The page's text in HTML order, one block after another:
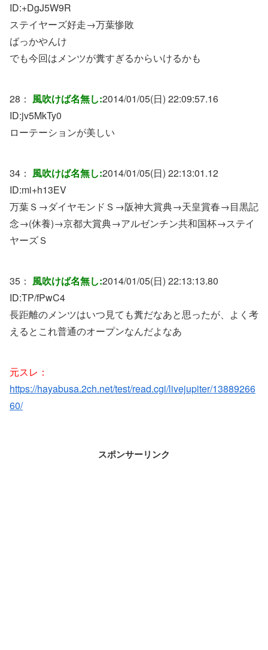
ID:+DgJ5W9R
ステイヤーズ好走→万葉惨敗
ばっかやんけ
でも今回はメンツが糞すぎるからいけるかも
28： 風吹けば名無し:2014/01/05(日) 22:09:57.16
ID:jv5MkTy0
ローテーションが美しい
34： 風吹けば名無し:2014/01/05(日) 22:13:01.12
ID:mi+h13EV
万葉Ｓ→ダイヤモンドＳ→阪神大賞典→天皇賞春→目黒記
念→(休養)→京都大賞典→アルゼンチン共和国杯→ステイ
ヤーズＳ
35： 風吹けば名無し:2014/01/05(日) 22:13:13.80
ID:TP/fPwC4
長距離のメンツはいつ見ても糞だなあと思ったが、よく考
えるとこれ普通のオープンなんだよなあ
元スレ：
https://hayabusa.2ch.net/test/read.cgi/livejupiter/13889266
60/
スポンサーリンク